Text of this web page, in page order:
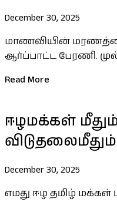
December 30, 2025
மாணவியின்
ஆர்ப்பாட்ட பேரணி.
Read More
ஈழமக்கள்
விடுதலைமீதும்
December 30, 2025
எமது ஈழ தமிழ் மக்கள்